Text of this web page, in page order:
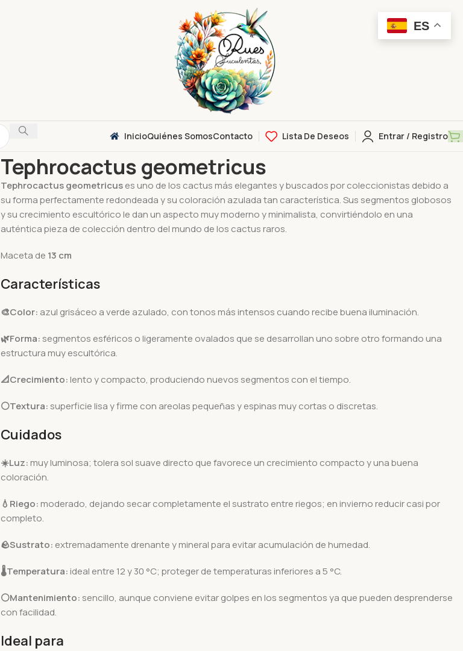
InicioQuiénes SomosContacto Lista De Deseos Entrar / Registro
Inicio
Tephrocactus geometricus
Tephrocactus geometricuses uno de los cactus más elegantes y buscados por coleccionistas debido a
su forma perfectamente redondeada y su coloración azulada tan característica. Sus segmentos globosos
y su crecimiento escultórico le dan un aspecto muy moderno y minimalista, convirtiéndolo en una
auténtica pieza de colección dentro del mundo de los cactus raros.
Maceta de 13 cm
Características
🎨Color: azul grisáceo a verde azulado, con tonos más intensos cuando recibe buena iluminación.
🌿Forma: segmentos esféricos o ligeramente ovalados que se desarrollan uno sobre otro formando una
estructura muy escultórica.
📐Crecimiento: lento y compacto, produciendo nuevos segmentos con el tiempo.
⚪Textura: superficie lisa y firme con areolas pequeñas y espinas muy cortas o discretas.
Cuidados
☀️Luz: muy luminosa; tolera sol suave directo que favorece un crecimiento compacto y una buena
coloración.
💧Riego: moderado, dejando secar completamente el sustrato entre riegos; en invierno reducir casi por
completo.
🪨Sustrato: extremadamente drenante y mineral para evitar acumulación de humedad.
🌡️Temperatura: ideal entre 12 y 30 °C; proteger de temperaturas inferiores a 5 °C.
⚪Mantenimiento: sencillo, aunque conviene evitar golpes en los segmentos ya que pueden desprenderse
con facilidad.
Ideal para
ES